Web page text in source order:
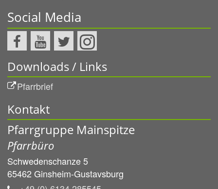
Social Media
Downloads / Links
Pfarrbrief
Kontakt
Pfarrgruppe Mainspitze
Pfarrbüro
Schwedenschanze 5
65462 Ginsheim-Gustavsburg